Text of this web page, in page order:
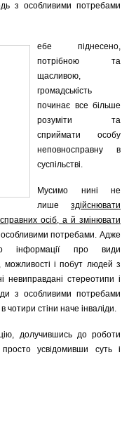
з особливими потребами
ебе піднесено,
потрібною та
щасливою,
громадськість
починає все більше
розуміти та
сприймати особу
неповносправну в
суспільстві.
Мусимо нині не
лише здійснювати
осіб, а й змінювати
потребами. Адже
інформації про види
можливості і побут людей з
невиправдані стереотипи і
з особливими потребами
чотири стіни наче інваліди.
долучившись до роботи
усвідомивши суть і